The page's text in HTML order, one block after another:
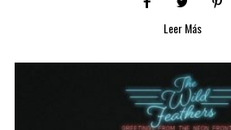
Leer Más